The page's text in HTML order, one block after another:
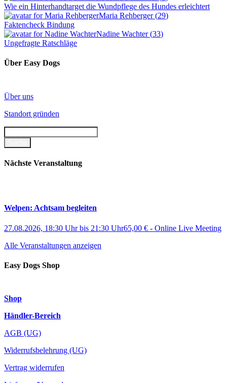
Wie ein Hinterhandtarget die Wundpflege des Hundes erleichtert
Maria Rehberger(29)
Faktencheck Bindung
Nadine Wachter(33)
Ungefragte Ratschläge
Über Easy Dogs
Über uns
Standort gründen
Nächste Veranstaltung
Welpen: Achtsam begleiten
27.08.2026, 18:30 Uhrbis 21:30 Uhr65,00 € - Online Live Meeting
Alle Veranstaltungen anzeigen
Easy Dogs Shop
Shop
Händler-Bereich
AGB (UG)
Widerrufsbelehrung (UG)
Vertrag widerrufen